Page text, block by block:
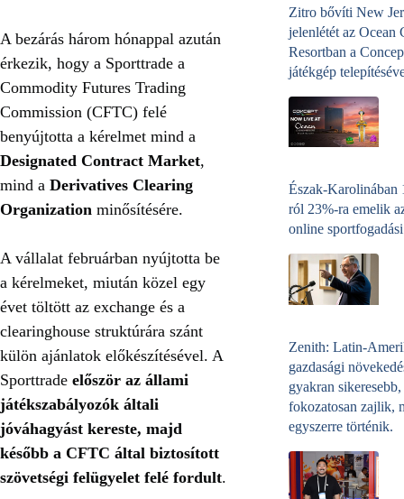
A bezárás három hónappal azután
érkezik, hogy a Sporttrade a
Commodity Futures Trading
Commission (CFTC) felé
benyújtotta a kérelmet mind a
Designated Contract Market,
mind a Derivatives Clearing
Organization minősítésére.
A vállalat februárban nyújtotta be
a kérelmeket, miután közel egy
évet töltött az exchange és a
clearinghouse struktúrára szánt
külön ajánlatok előkészítésével. A
Sporttrade először az állami
játékszabályozók általi
jóváhagyást kereste, majd
később a CFTC által biztosított
szövetségi felügyelet felé fordult.
Zitro bővíti New
jelenlétét az Ocean
Resortban a
játékgép
Észak-Karolinában
ról 23%-ra emelik
online
Zenith: Latin-
gazdasági
gyakran sikeresebb,
fokozatosan zajlik,
egyszerre történik.